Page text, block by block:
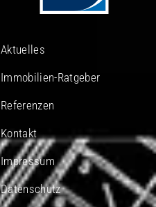
Aktuelles
Immobilien-Ratgeber
Referenzen
Kontakt
Impressum
Datenschutz